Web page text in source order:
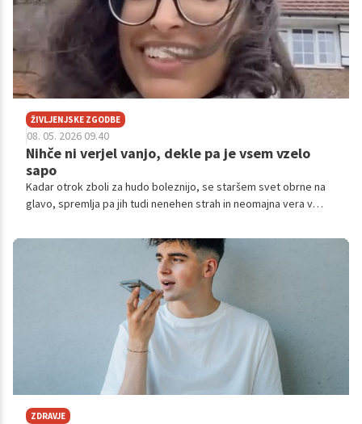
ŽIVLJENJSKE ZGODBE
08. 05. 2026 09.40
Nihče ni verjel vanjo, dekle pa je vsem vzelo
sapo
Kadar otrok zboli za hudo boleznijo, se staršem svet obrne na
glavo, spremlja pa jih tudi nenehen strah in neomajna vera v
Begum se je soočila z diagnozo hčere, ki je nobena mati ne bi
želela slišati; zdravniki so ji napovedali, da bo njena hči Sanah
zgolj postopoma opešala in da je njeno življenje časovno zelo
omejeno. Na srečo se ta pesimistična napoved ni uresničila.
ZDRAVJE